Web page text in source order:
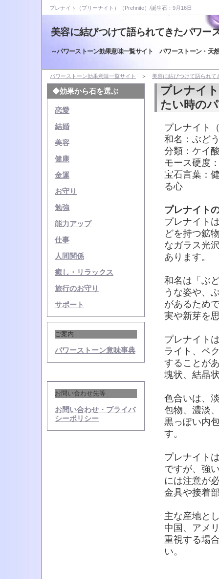
プレナイト（プリーナイト）（Prehnite）/誕生石：9月16日
美容に結びつけて語られてきたパワー
～パワーストーン効果意味一覧サイト パワーストーン・天
パワーストーン効果意味一覧サイト ＞ 美容に結びつけて語られて
◆効果から石を選ぶ
恋愛
結婚
美容
健康
金運
お守り
勉強
能力アップ
仕事
人間関係
癒し・リラックス
旅行のお守り
サポート
ご案内
パワーストーン意味事典
お問い合わせ先等
お問い合わせ・プライバ
シーポリシー
プレナイ
たい時の
プレナイト
和名：ぶど
分類：ケイ
モース硬度
宝石言葉：
る心
プレナイト
プレナイト
どを持つ鉱
なガラス光
あります。
和名は「ぶ
うな姿や、
があるため
実や新芽を
プレナイト
ライト、ペ
することが
塊状、結晶
色合いは、
包物、濃淡
黒っぽい内
す。
プレナイト
ですが、強
には注意が
金具や接着
主な産地と
中国、アメ
重視する場
い。